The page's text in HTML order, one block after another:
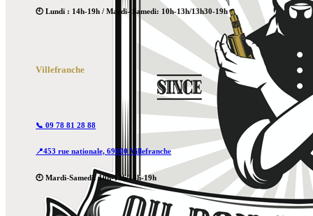
🕙 Lundi : 14h-19h / Mardi- Samedi: 10h-13h/13h30-19h
Villefranche
📞 09 78 81 28 88
📍453 rue nationale, 69400 Villefranche
🕙 Mardi-Samedi: 10h-13h/14h-19h